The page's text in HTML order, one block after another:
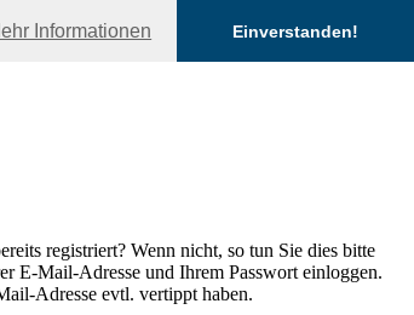
Informationen Einverstanden!
registriert? Wenn nicht, so tun Sie dies bitte
E-Mail-Adresse und Ihrem Passwort einloggen.
Adresse evtl. vertippt haben.